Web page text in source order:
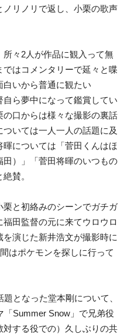
リノリで返し、小栗の歌声
々2人が作品に観入って無
はコメンタリーで延々と喋
白いから普通に観たい
自ら夢中になって鑑賞してい
口からは様々な撮影の裏話
いては一人一人の話題に及
については「菅田くんはほ
）」「菅田将暉のいつもの
賛。
と初絡みのシーンでガチガ
田監督の元に来てウロウロ
演じた新井浩文が撮影時に
はポケモンを探しに行って
となった堂本剛について、
「Summer Snow」で兄弟役
する役での）久しぶりの共